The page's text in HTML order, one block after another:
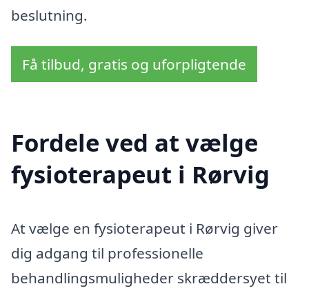
beslutning.
Få tilbud, gratis og uforpligtende
Fordele ved at vælge
fysioterapeut i Rørvig
At vælge en fysioterapeut i Rørvig giver
dig adgang til professionelle
behandlingsmuligheder skræddersyet til